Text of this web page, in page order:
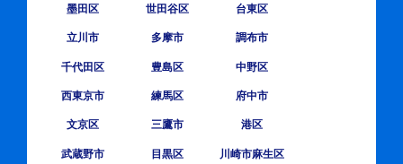
墨田区 世田谷区 台東区
立川市 多摩市 調布市
千代田区 豊島区 中野区
西東京市 練馬区 府中市
文京区 三鷹市 港区
武蔵野市 目黒区 川崎市麻生区